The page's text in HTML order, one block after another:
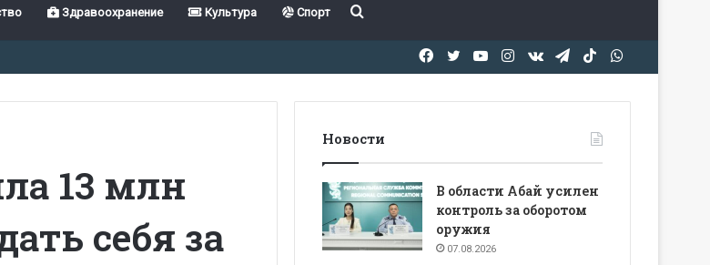
Здравоохранение Культура Спорт Іздеу
TikTok
Telegram
vk.com
Instagram
YouTube
Twitter
Facebook
13 млн
себя за
Новости
В области Абай усилен
контроль за оборотом
оружия
07.08.2026